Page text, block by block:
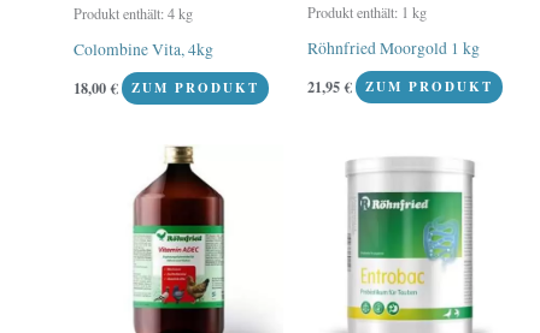
Produkt enthält: 4kg
Colombine Vita, 4kg
18,00€ ZUM PRODUKT
Produkt enthält: 1 kg
Röhnfried Moorgold 1 kg
21,95€ ZUM PRODUKT